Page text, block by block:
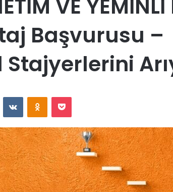
VE YEMİNLİ
Başvurusu –